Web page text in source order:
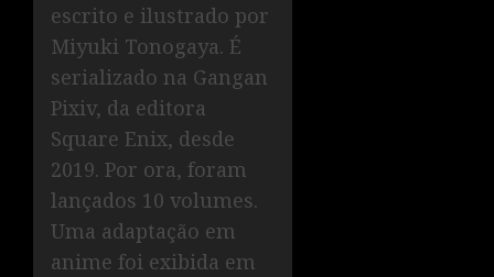
escrito e ilustrado por
Miyuki Tonogaya. É
serializado na Gangan
Pixiv, da editora
Square Enix, desde
2019. Por ora, foram
lançados 10 volumes.
Uma adaptação em
anime foi exibida em